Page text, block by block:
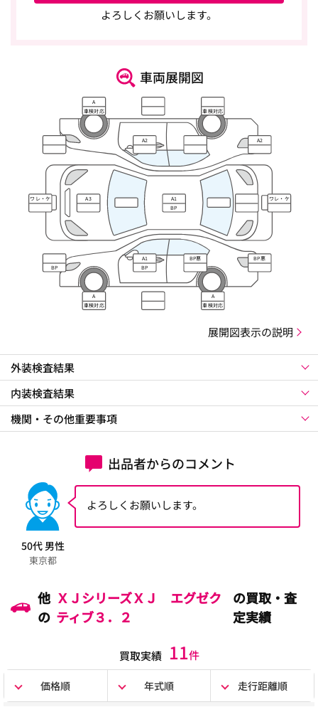
よろしくお願いします。
車両展開図
A
車検対応 車検対応
A2 A2
ワレ・ケ
ズレ
A3 A1
BP
ワレ・ケ
ズレ
BP
A1
BP
BP悪 BP悪
A
車検対応
A
車検対応
展開図表示の説明
外装検査結果
内装検査結果
機関・その他重要事項
出品者からのコメント
50代 男性
東京都
よろしくお願いします。
他
の
ＸＪシリーズＸＪ エグゼク
ティブ３．２
の買取・査
定実績
買取実績 11件
価格順 年式順 走行距離順